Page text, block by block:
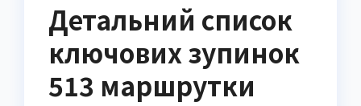
Детальний список
ключових зупинок
513 маршрутки